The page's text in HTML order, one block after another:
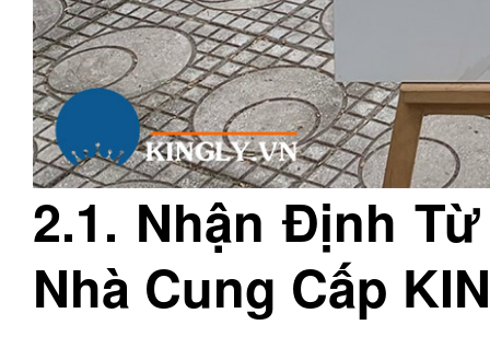
2.1. Nhận Định
Nhà Cung Cấp